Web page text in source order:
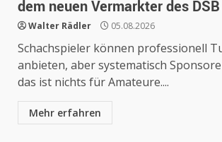
dem neuen Vermarkter des DSB
Walter Rädler 05.08.2026
Schachspieler können professionell
anbieten, aber systematisch
das ist nichts für Amateure....
Mehr erfahren